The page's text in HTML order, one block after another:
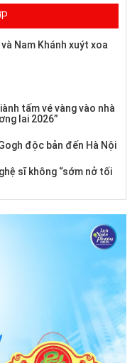
Nam Khánh xuýt xoa
tấm vé vàng vào nhà
lai 2026”
độc bản đến Hà Nội
sĩ không “sớm nở tối